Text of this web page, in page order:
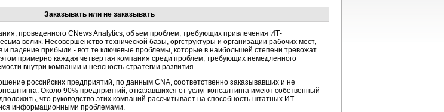
Заказывать или не заказывать
проведенного CNews Analytics, объем проблем, требующих привлечения ИТ-
велик. Несовершенство технической базы, оргструктуры и организации рабочих мест,
и падение прибыли - вот те ключевые проблемы, которые в наибольшей степени тревожат
примерно каждая четвертая компания среди проблем, требующих немедленного
внутри компании и неясность стратегии развития.
российских предприятий, по данным CNA, соответственно заказывавших и не
Около 90% предприятий, отказавшихся от услуг консалтинга имеют собственный
что руководство этих компаний рассчитывает на способность штатных ИТ-
информационными проблемами.